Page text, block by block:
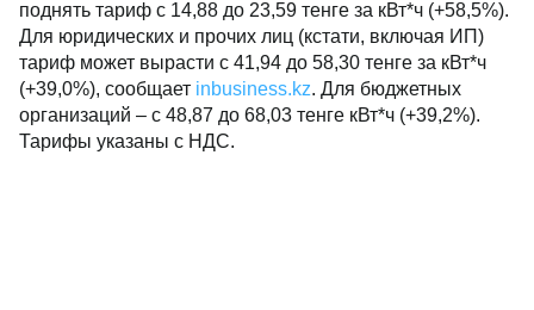
поднять тариф с 14,88 до 23,59 тенге за кВт*ч (+58,5%).
Для юридических и прочих лиц (кстати, включая ИП)
тариф может вырасти с 41,94 до 58,30 тенге за кВт*ч
(+39,0%), сообщает inbusiness.kz. Для бюджетных
организаций – с 48,87 до 68,03 тенге кВт*ч (+39,2%).
Тарифы указаны с НДС.